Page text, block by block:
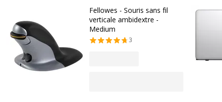
Fellowes - Souris sans fil
verticale ambidextre -
Medium
3